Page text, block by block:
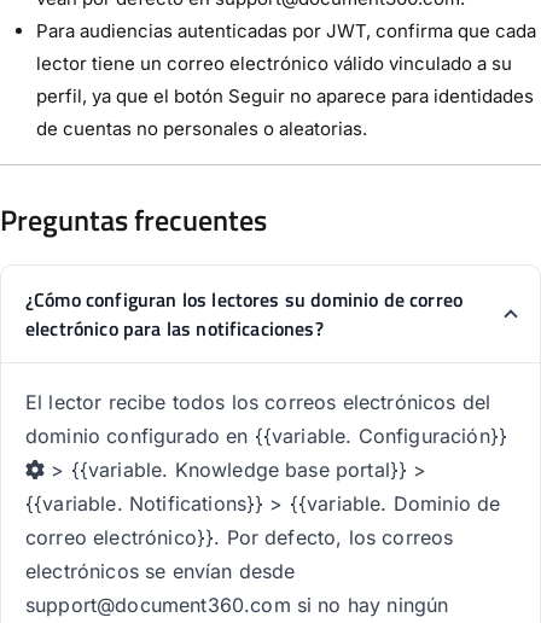
Para audiencias autenticadas por JWT, confirma que cada
lector tiene un correo electrónico válido vinculado a su
perfil, ya que el botón Seguir no aparece para identidades
de cuentas no personales o aleatorias.
Preguntas frecuentes
¿Cómo configuran los lectores su dominio de correo
electrónico para las notificaciones?
El lector recibe todos los correos electrónicos del
dominio configurado en {{variable. Configuración}}
> {{variable. Knowledge base portal}} >
{{variable. Notifications}} > {{variable. Dominio de
correo electrónico}}. Por defecto, los correos
electrónicos se envían desde
support@document360.com si no hay ningún